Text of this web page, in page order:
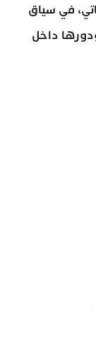
في سياق
داخل